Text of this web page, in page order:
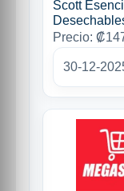
Scott
Precio:
30-12-